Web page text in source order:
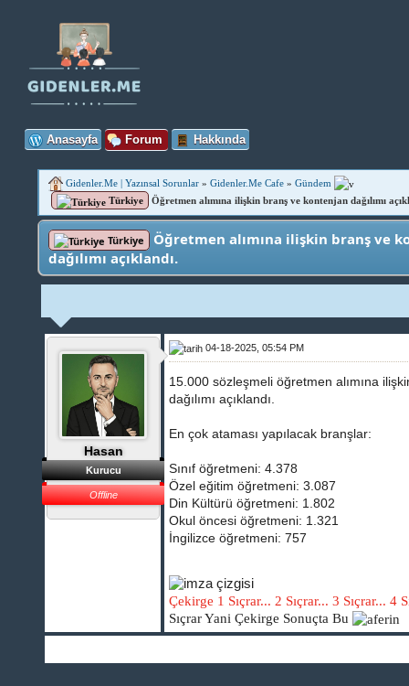
Anasayfa Forum Hakkında
Gidenler.Me | Yazınsal Sorunlar » Gidenler.Me Cafe » Gündem
Türkiye
Öğretmen alımına ilişkin branş ve kontenjan dağılımı
Türkiye
Öğretmen alımına ilişkin branş ve
dağılımı açıklandı.
Hasan
Kurucu
Offline
04-18-2025, 05:54 PM
15.000 sözleşmeli öğretmen alımına
dağılımı açıklandı.
En çok ataması yapılacak branşlar:
Sınıf öğretmeni: 4.378
Özel eğitim öğretmeni: 3.087
Din Kültürü öğretmeni: 1.802
Okul öncesi öğretmeni: 1.321
İngilizce öğretmeni: 757
Çekirge 1 Sıçrar... 2 Sıçrar... 3 Sıçrar... 4
Sıçrar Yani Çekirge Sonuçta Bu